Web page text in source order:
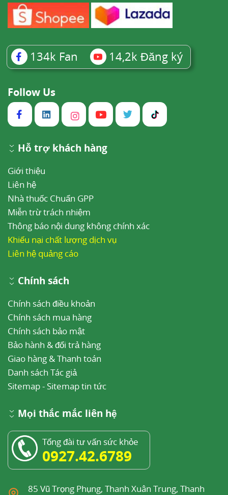
134k Fan 14,2k Đăng ký
Follow Us
Hỗ trợ khách hàng
Giới thiệu
Liên hệ
Nhà thuốc Chuẩn GPP
Miễn trừ trách nhiệm
Thông báo nội dung không chính xác
Khiếu nại chất lượng dịch vụ
Liên hệ quảng cáo
Chính sách
Chính sách điều khoản
Chính sách mua hàng
Chính sách bảo mật
Bảo hành & đổi trả hàng
Giao hàng & Thanh toán
Danh sách Tác giả
Sitemap- Sitemap tin tức
Mọi thắc mắc liên hệ
Tổng đài tư vấn sức khỏe
0927.42.6789
85 Vũ Trọng Phụng, Thanh Xuân Trung, Thanh